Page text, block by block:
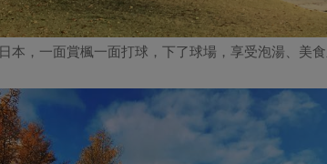
本，一面賞楓一面打球，下了球場，享受泡湯、美